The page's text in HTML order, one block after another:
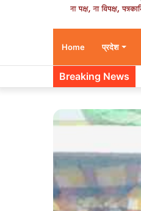
Home प्रदेश
Breaking News